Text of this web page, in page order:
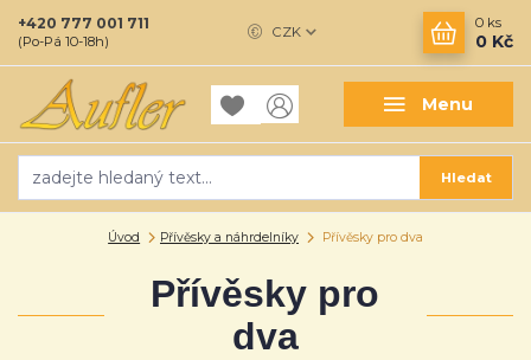
Menu
CZK
Hledat
+420 777 001 711
(Po-Pá 10-18h)
0 ks
0 Kč
Úvod Přívěsky a náhrdelníky Přívěsky pro dva
Přívěsky pro
dva